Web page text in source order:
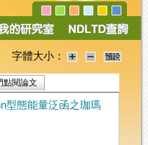
字體大小：
點閱論文
型態能量泛函之珈瑪